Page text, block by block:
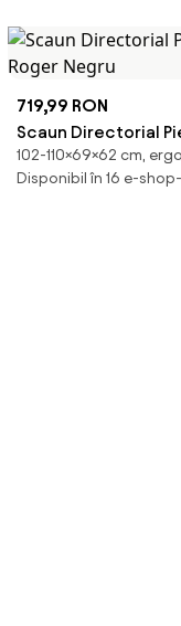
719,99 RON
Scaun Directorial
Roger Negru
102-110×69×62 cm,
Disponibil în 16 e-